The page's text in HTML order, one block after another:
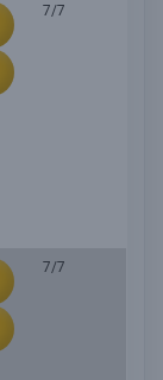
7/7
7/7